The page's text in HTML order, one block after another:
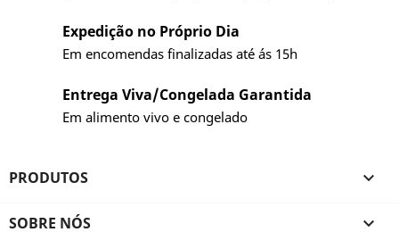
Expedição no Próprio Dia
Em encomendas finalizadas até ás 15h
Entrega Viva/Congelada Garantida
Em alimento vivo e congelado
PRODUTOS 
SOBRE NÓS 